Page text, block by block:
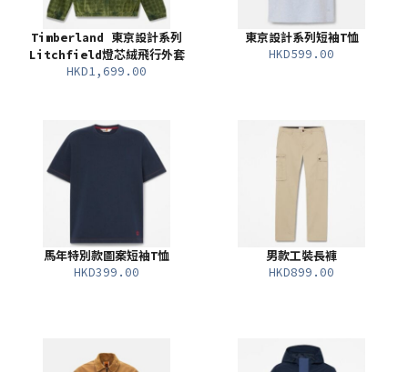
Timberland 東京設計系列
Litchfield燈芯絨飛行外套
HKD1,699.00
東京設計系列短袖T恤
HKD599.00
馬年特別款圖案短袖T恤
HKD399.00
男款工裝長褲
HKD899.00